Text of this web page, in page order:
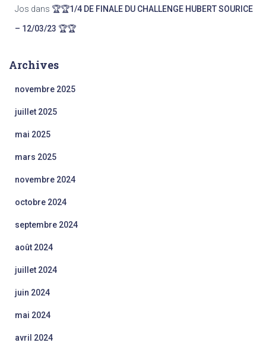
Jos dans 🏆🏆1/4 DE FINALE DU CHALLENGE HUBERT SOURICE
– 12/03/23 🏆🏆
Archives
novembre 2025
juillet 2025
mai 2025
mars 2025
novembre 2024
octobre 2024
septembre 2024
août 2024
juillet 2024
juin 2024
mai 2024
avril 2024